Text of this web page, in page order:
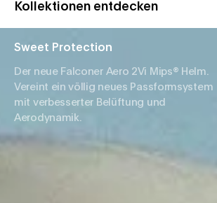
Kollektionen entdecken
Sweet Protection
Der neue Falconer Aero 2Vi Mips® Helm.
Vereint ein völlig neues Passformsystem
mit verbesserter Belüftung und
Aerodynamik.